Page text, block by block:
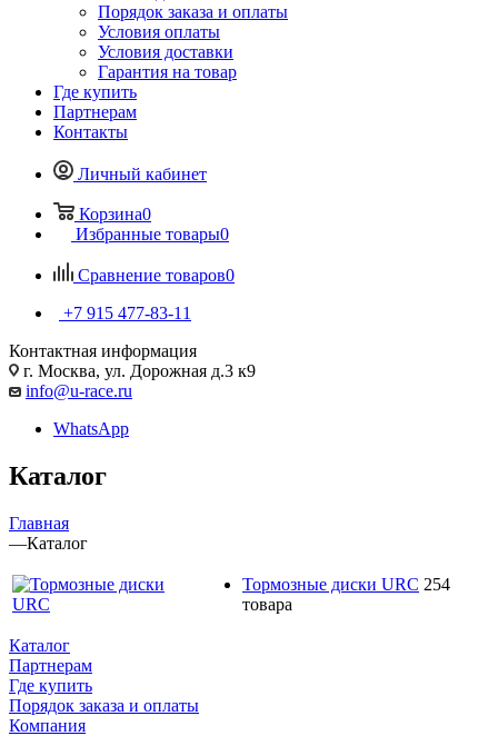
Порядок заказа и оплаты
Условия оплаты
Условия доставки
Гарантия на товар
Где купить
Партнерам
Контакты
Личный кабинет
Корзина0
Избранные товары0
Сравнение товаров0
+7 915 477-83-11
Контактная информация
г. Москва, ул. Дорожная д.3 к9
info@u-race.ru
WhatsApp
Каталог
Главная
—Каталог
Тормозные диски URC 254
товара
Каталог
Партнерам
Где купить
Порядок заказа и оплаты
Компания